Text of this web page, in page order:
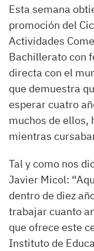
Esta semana
promoción del
Actividades
Bachillerato con
directa con el
que demuestra
esperar cuatro
muchos de ellos,
mientras
Tal y como nos
Javier Micol:
dentro de diez
trabajar cuanto
que ofrece este
Instituto de